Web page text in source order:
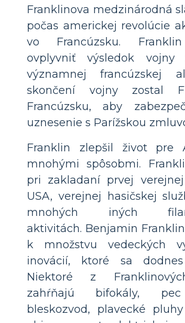
Franklinova medzinárodná
počas americkej revolúcie
vo Francúzsku.
ovplyvniť výsledok vojny
významnej francúzskej
skončení vojny zostal
Francúzsku, aby
uznesenie s Parížskou
Franklin zlepšil život pre
mnohými spôsobmi.
pri zakladaní prvej
USA, verejnej hasičskej
mnohých iných
aktivitách. Benjamin
k množstvu vedeckých
inovácií, ktoré sa dodnes
Niektoré z
zahŕňajú bifokály,
bleskozvod, plavecké